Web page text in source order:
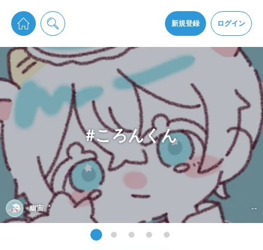
新規登録 ログイン
pixiv Sketchは2024年5月28日付で プライパシーポリシーを改定しました。
通知を受け取るにはここをクリックします
pixiv Sketchアプリでさらに快適に！
アプリをインストール
#ころんくん
幽宙゛ --